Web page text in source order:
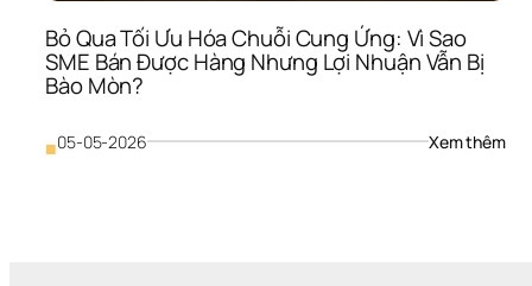
Bỏ Qua Tối Ưu Hóa Chuỗi Cung Ứng: Vì Sao
SME Bán Được Hàng Nhưng Lợi Nhuận Vẫn Bị
Bào Mòn?
■05-05-2026 Xem thêm: